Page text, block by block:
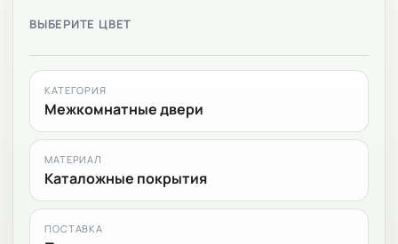
ВЫБЕРИТЕ ЦВЕТ
КАТЕГОРИЯ
Межкомнатные двери
МАТЕРИАЛ
Каталожные покрытия
ПОСТАВКА